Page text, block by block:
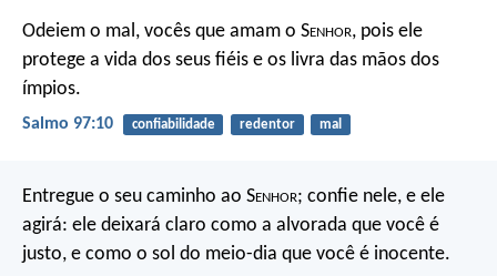
Odeiem o mal, vocês que amam o Senhor, pois ele
protege a vida dos seus fiéis e os livra das mãos dos
ímpios.
Salmo 97:10 confiabilidade redentor mal
Entregue o seu caminho ao Senhor; confie nele, e ele
agirá: ele deixará claro como a alvorada que você é
justo, e como o sol do meio-dia que você é inocente.